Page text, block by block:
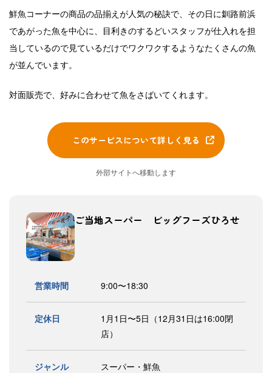
鮮魚コーナーの商品の品揃えが人気の秘訣で、その日に釧路前浜
であがった魚を中心に、目利きのするどいスタッフが仕入れを担
当しているので見ているだけでワクワクするようなたくさんの魚
が並んでいます。
対面販売で、好みに合わせて魚をさばいてくれます。
このサービスについて詳しく見る
外部サイトへ移動します
ご当地スーパー ビッグフーズひろせ
営業時間 9:00〜18:30
定休日
1月1日〜5日（12月31日は16:00閉
店）
ジャンル スーパー・鮮魚